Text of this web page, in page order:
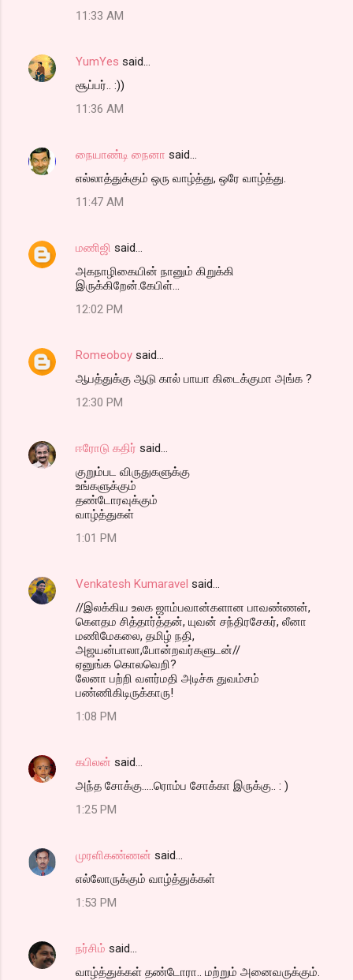
11:33 AM
YumYes said…
சூப்பர்.. :))
11:36 AM
நையாண்டி நைனா said…
எல்லாத்துக்கும் ஒரு வாழ்த்து, ஒரே வாழ்த்து.
11:47 AM
மணிஜி said…
அகநாழிகையின் நானும் கிறுக்கி
இருக்கிறேன்.கேபிள்...
12:02 PM
Romeoboy said…
ஆபத்துக்கு ஆடு கால் பாயா கிடைக்குமா அங்க ?
12:30 PM
ஈரோடு கதிர் said…
குறும்பட விருதுகளுக்கு
உங்களுக்கும்
தண்டோரவுக்கும்
வாழ்த்துகள்
1:01 PM
Venkatesh Kumaravel said…
//இலக்கிய உலக ஜாம்பவான்களான பாவண்ணன்,
கெளதம சித்தார்த்தன், யுவன் சந்திரசேகர், லீனா
மணிமேகலை, தமிழ் நதி,
அஜயன்பாலா,போன்றவர்களுடன்//
ஏனுங்க கொலவெறி?
லேனா பற்றி வளர்மதி அடிச்சு துவம்சம்
பண்ணிகிடிருக்காரு!
1:08 PM
கபிலன் said…
அந்த சோக்கு.....ரொம்ப சோக்கா இருக்கு.. : )
1:25 PM
முரளிகண்ணன் said…
எல்லோருக்கும் வாழ்த்துக்கள்
1:53 PM
நர்சிம் said…
வாழ்த்துக்கள் தண்டோரா.. மற்றும் அனைவருக்கும்.